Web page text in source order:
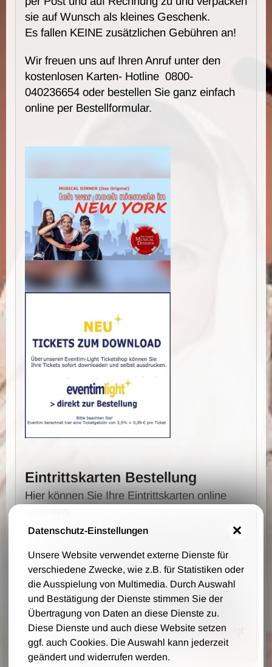
sie auf Wunsch als kleines Geschenk.
Es fallen KEINE zusätzlichen Gebühren an!
Wir freuen uns auf Ihren Anruf unter den
kostenlosen Karten- Hotline 0800-
040236654 oder bestellen Sie ganz einfach
online per Bestellformular.
Eintrittskarten Bestellung
Hier können Sie Ihre Eintrittskarten online
Wir schicken Ihne die Karten per Post und
auf Rechnung zu.
Es fallen keine Vorverkaufs- und
Bearbeitungsgebühren an - wir berechnen
lediglich 1,00 € Portokosten pro Bestellung.
Die Bestellung, Lieferung und Zahlung erfolgt
auf Grundlage unsere AGB.
Datenschutz-Einstellungen
Unsere Website verwendet externe Dienste für
verschiedene Zwecke, wie z.B. für Statistiken oder
die Ausspielung von Multimedia. Durch Auswahl
und Bestätigung der Dienste stimmen Sie der
Übertragung von Daten an diese Dienste zu.
Diese Dienste und auch diese Website setzen
ggf. auch Cookies. Die Auswahl kann jederzeit
geändert und widerrufen werden.